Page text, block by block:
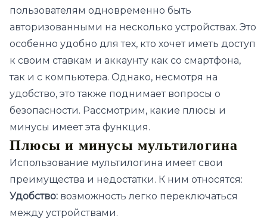
пользователям одновременно быть
авторизованными на несколько устройствах. Это
особенно удобно для тех, кто хочет иметь доступ
к своим ставкам и аккаунту как со смартфона,
так и с компьютера. Однако, несмотря на
удобство, это также поднимает вопросы о
безопасности. Рассмотрим, какие плюсы и
минусы имеет эта функция.
Плюсы и минусы мультилогина
Использование мультилогина имеет свои
преимущества и недостатки. К ним относятся:
Удобство: возможность легко переключаться
между устройствами.